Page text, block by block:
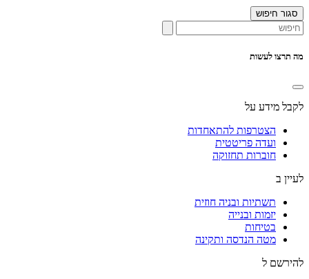
סגור חיפוש
מה תרצו לעשות
לקבל מידע על
הצטרפות להתאחדות
ועדה פריטטית
חוברות תחזוקה
לעיין ב
תשתיות ובניה חוזית
יזמות ובנייה
בטיחות
מטה הנדסה ותקינה
להירשם ל